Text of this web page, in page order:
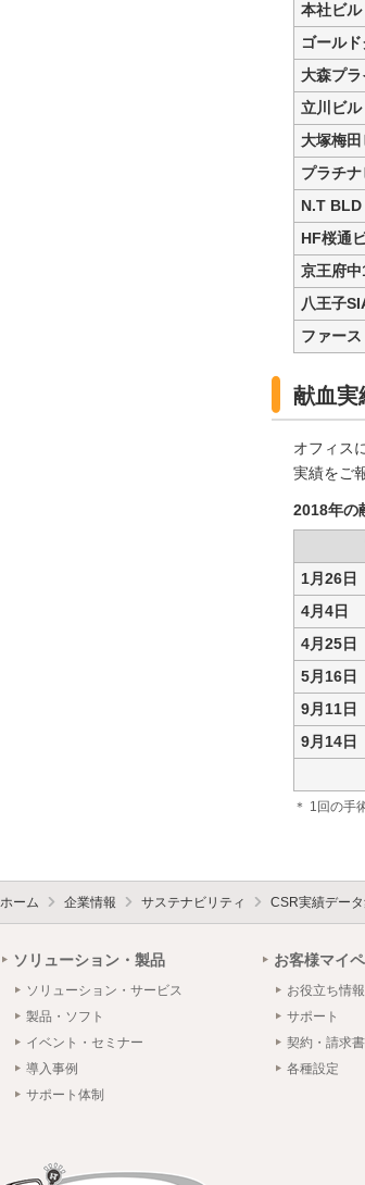
本社ビル
ゴール
大森プ
立川ビル
大塚梅
プラチ
N.T BLD
HF桜通
京王府
八王子
ファー
献血実
オフィス
実績をご
2018年の
1月26日
4月4日
4月25日
5月16日
9月11日
9月14日
＊ 1回の手
ホーム 企業情報 サステナビリティ CSR実績デー
ソリューション・製品
ソリューション・サービス
製品・ソフト
イベント・セミナー
導入事例
サポート体制
お客様マイ
お役立ち情報
サポート
契約・請求書
各種設定